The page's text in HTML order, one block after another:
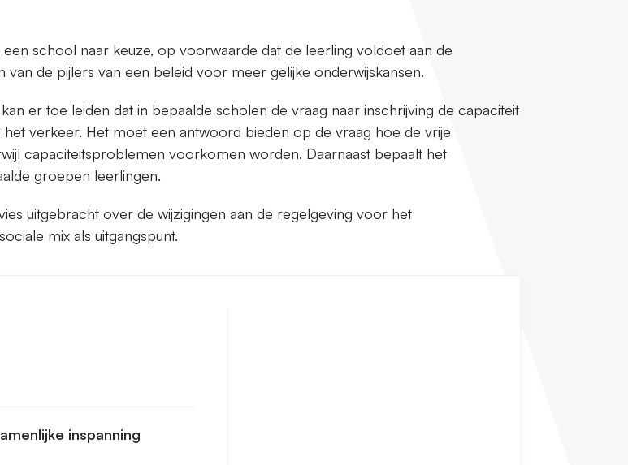
school naar keuze, op voorwaarde dat de leerling voldoet aan de
de pijlers van een beleid voor meer gelijke onderwijskansen.
er toe leiden dat in bepaalde scholen de vraag naar inschrijving de capaciteit
verkeer. Het moet een antwoord bieden op de vraag hoe de vrije
capaciteitsproblemen voorkomen worden. Daarnaast bepaalt het
groepen leerlingen.
uitgebracht over de wijzigingen aan de regelgeving voor het
mix als uitgangspunt.
inspanning